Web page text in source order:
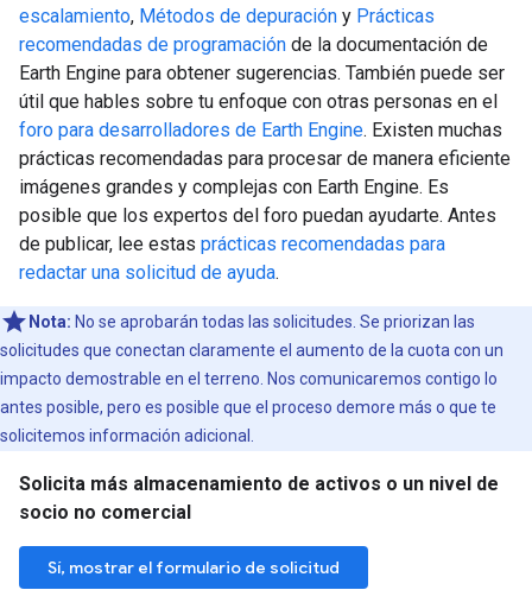
escalamiento, Métodos de depuración y Prácticas
recomendadas de programación de la documentación de
Earth Engine para obtener sugerencias. También puede ser
útil que hables sobre tu enfoque con otras personas en el
foro para desarrolladores de Earth Engine. Existen muchas
prácticas recomendadas para procesar de manera eficiente
imágenes grandes y complejas con Earth Engine. Es
posible que los expertos del foro puedan ayudarte. Antes
de publicar, lee estas prácticas recomendadas para
redactar una solicitud de ayuda.
Nota: No se aprobarán todas las solicitudes. Se priorizan las
solicitudes que conectan claramente el aumento de la cuota con un
impacto demostrable en el terreno. Nos comunicaremos contigo lo
antes posible, pero es posible que el proceso demore más o que te
solicitemos información adicional.
Solicita más almacenamiento de activos o un nivel de
socio no comercial
Sí, mostrar el formulario de solicitud